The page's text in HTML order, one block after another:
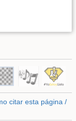
citar esta página /